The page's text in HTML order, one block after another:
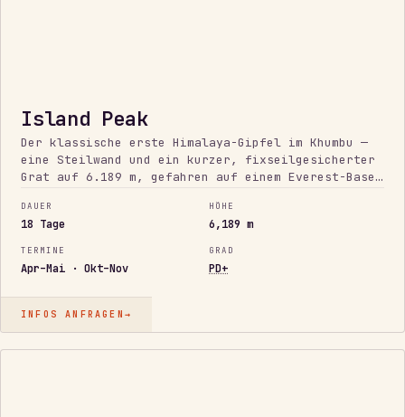
Island Peak
Der klassische erste Himalaya-Gipfel im Khumbu —
eine Steilwand und ein kurzer, fixseilgesicherter
Grat auf 6.189 m, gefahren auf einem Everest-Base-
in Reichweite ist.
DAUER
18 Tage
HÖHE
6,189 m
TERMINE
Apr–Mai · Okt–Nov
GRAD
PD+
INFOS ANFRAGEN →